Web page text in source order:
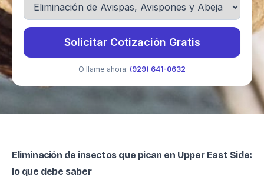
Solicitar Cotización Gratis
O llame ahora: (929) 641-0632
Eliminación de insectos que pican en Upper East Side:
lo que debe saber